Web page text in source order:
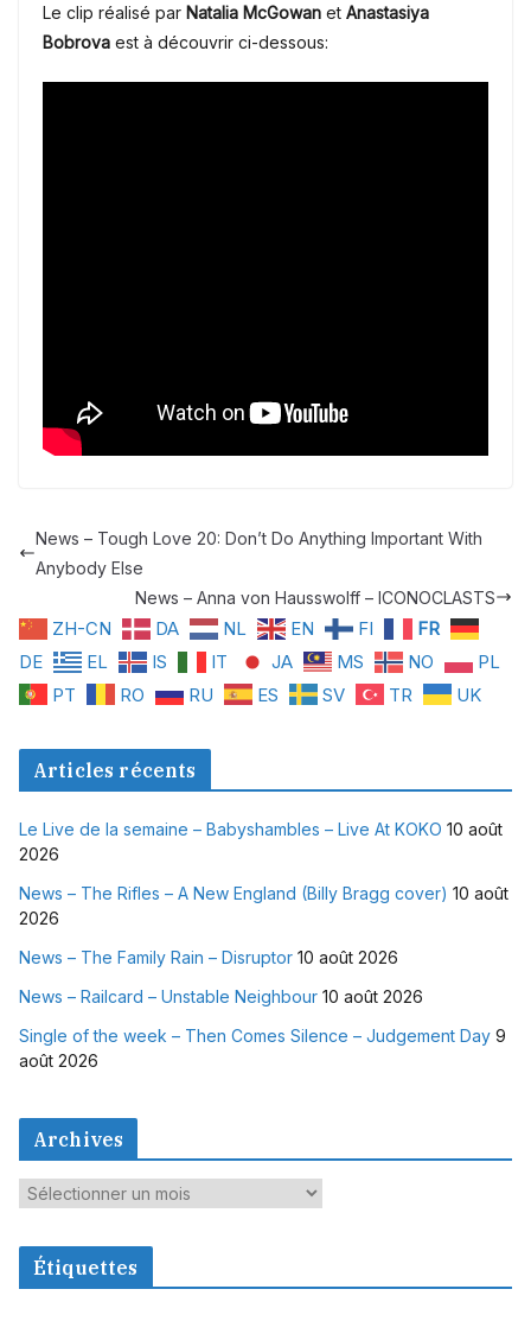
Le clip réalisé par Natalia McGowan et Anastasiya
Bobrova est à découvrir ci-dessous:
News – Tough Love 20: Don’t Do Anything Important With
Anybody Else
News – Anna von Hausswolff – ICONOCLASTS
ZH-CN DA NL EN FI
FR
DE
EL IS IT JA MS NO
PL
PT
RO RU ES SV TR UK
Articles récents
Le Live de la semaine – Babyshambles – Live At KOKO 10 août
2026
News – The Rifles – A New England (Billy Bragg cover) 10 août
2026
News – The Family Rain – Disruptor 10 août 2026
News – Railcard – Unstable Neighbour 10 août 2026
Single of the week – Then Comes Silence – Judgement Day 9
août 2026
Archives
A
c
Étiquettes